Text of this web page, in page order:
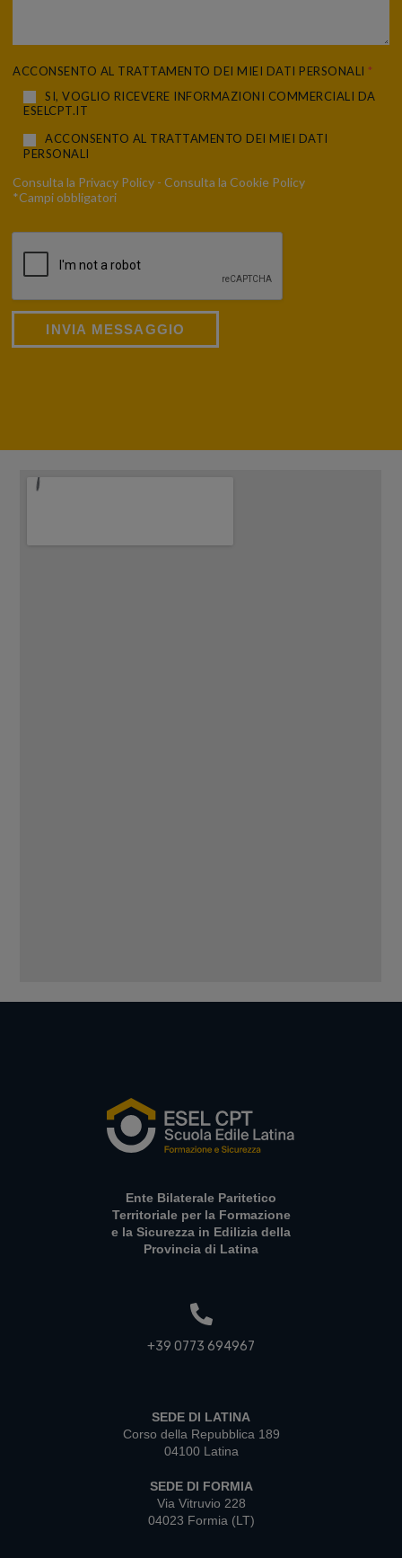
ACCONSENTO AL TRATTAMENTO DEI MIEI DATI PERSONALI *
SI, VOGLIO RICEVERE INFORMAZIONI COMMERCIALI DA
ESELCPT.IT
ACCONSENTO AL TRATTAMENTO DEI MIEI DATI
PERSONALI
Consulta la Privacy Policy - Consulta laCookie Policy
*Campi obbligatori
INVIA MESSAGGIO
Ente Bilaterale Paritetico
Territoriale per la Formazione
e la Sicurezza in Edilizia della
Provincia di Latina
+39 0773 694967
SEDE DI LATINA
Corso della Repubblica 189
04100 Latina
SEDE DI FORMIA
Via Vitruvio 228
04023 Formia (LT)